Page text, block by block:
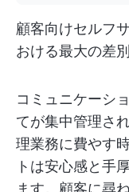
顧客向けセルフ
おける最大の差
コミュニケーシ
てが集中管理さ
理業務に費やす
トは安心感と手
ます。顧客に尋